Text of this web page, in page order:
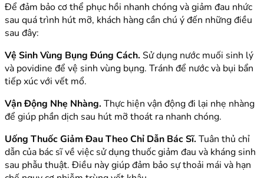
Để đảm bảo cơ thể phục hồi nhanh chóng và giảm đau nhức
sau quá trình hút mỡ, khách hàng cần chú ý đến những điều
sau đây:
Vệ Sinh Vùng Bụng Đúng Cách.Sử dụng nước muối sinh lý
và povidine để vệ sinh vùng bụng. Tránh để nước và bụi bẩn
tiếp xúc với vết mổ.
Vận Động Nhẹ Nhàng.Thực hiện vận động đi lại nhẹ nhàng
để giúp phần dịch sau hút mỡ thoát ra nhanh chóng.
Uống Thuốc Giảm Đau Theo Chỉ Dẫn Bác Sĩ.Tuân thủ chỉ
dẫn của bác sĩ về việc sử dụng thuốc giảm đau và kháng sinh
sau phẫu thuật. Điều này giúp đảm bảo sự thoải mái và hạn